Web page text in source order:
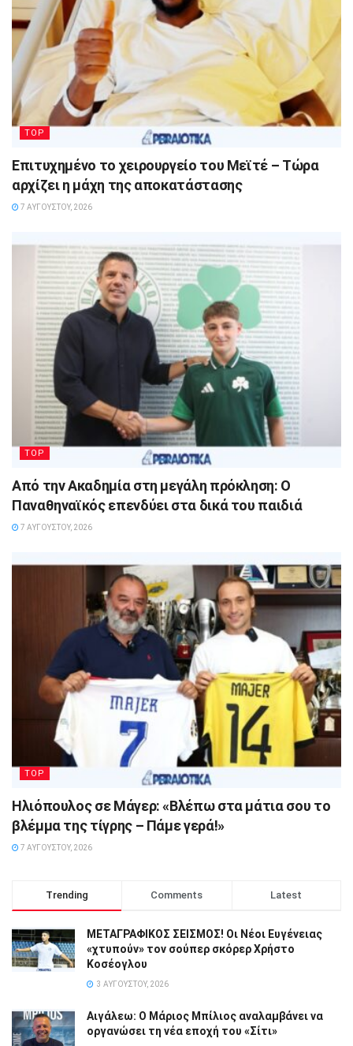
TOP
Επιτυχημένο το χειρουργείο του Μεϊτέ – Τώρα
αρχίζει η μάχη της αποκατάστασης
7 ΑΥΓΟΎΣΤΟΥ, 2026
TOP
Από την Ακαδημία στη μεγάλη πρόκληση: Ο
Παναθηναϊκός επενδύει στα δικά του παιδιά
7 ΑΥΓΟΎΣΤΟΥ, 2026
TOP
Ηλιόπουλος σε Μάγερ: «Βλέπω στα μάτια σου το
βλέμμα της τίγρης – Πάμε γερά!»
7 ΑΥΓΟΎΣΤΟΥ, 2026
Trending Comments Latest
ΜΕΤΑΓΡΑΦΙΚΟΣ ΣΕΙΣΜΟΣ! Οι Νέοι Ευγένειας
«χτυπούν» τον σούπερ σκόρερ Χρήστο
Κοσέογλου
3 ΑΥΓΟΎΣΤΟΥ, 2026
Αιγάλεω: Ο Μάριος Μπίλιος αναλαμβάνει να
οργανώσει τη νέα εποχή του «Σίτι»